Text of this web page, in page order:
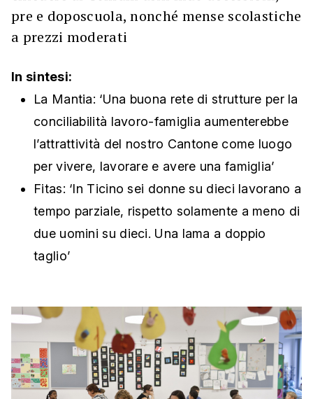
pre e doposcuola, nonché mense scolastiche
a prezzi moderati
In sintesi:
La Mantia: ‘Una buona rete di strutture per la
conciliabilità lavoro-famiglia aumenterebbe
l’attrattività del nostro Cantone come luogo
per vivere, lavorare e avere una famiglia’
Fitas: ‘In Ticino sei donne su dieci lavorano a
tempo parziale, rispetto solamente a meno di
due uomini su dieci. Una lama a doppio
taglio’